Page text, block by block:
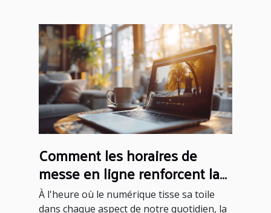
Comment les horaires de
messe en ligne renforcent la
foi communautaire
À l'heure où le numérique tisse sa toile
dans chaque aspect de notre quotidien, la